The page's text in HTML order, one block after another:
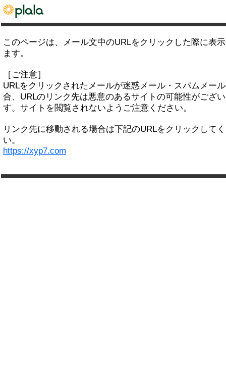
このページは、メール文中のURLをクリックした際に表
ます。
［ご注意］
URLをクリックされたメールが迷惑メール・スパムメー
合、URLのリンク先は悪意のあるサイトの可能性がござ
す。サイトを閲覧されないようご注意ください。
リンク先に移動される場合は下記のURLをクリックして
い。
https://xyp7.com